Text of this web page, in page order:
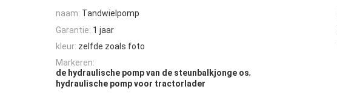
naam: Tandwielpomp
Garantie: 1 jaar
kleur: zelfde zoals foto
Markeren:
de hydraulische pomp van de steunbalkjonge os,
hydraulische pomp voor tractorlader